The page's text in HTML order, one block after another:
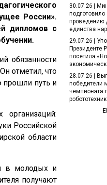
России».
дипломов с
обязанности
отметил, что
прошли путь и
Российской
области
в молодых и
получают
30.07.26 |
проведению
единства
29.07.26 |
Президенте
посетила
28.07.26 |
победители
чемпионата